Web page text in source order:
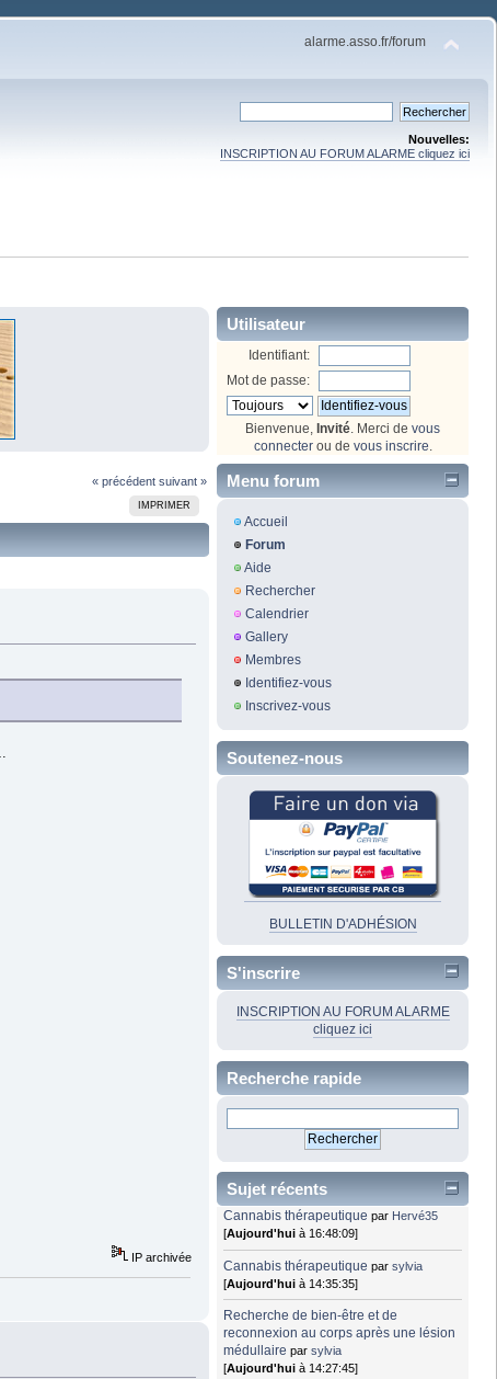
alarme.asso.fr/forum
Nouvelles:
INSCRIPTION AU FORUM ALARME cliquez ici
« précédent suivant »
IMPRIMER
IP archivée
Utilisateur
Identifiant:
Mot de passe:
Bienvenue, Invité . Merci de vous
connecterou de vous inscrire
Menu forum
Accueil
Forum
Aide
Rechercher
Calendrier
Gallery
Membres
Identifiez-vous
Inscrivez-vous
Soutenez-nous
BULLETIN D'ADHÉSION
S'inscrire
INSCRIPTION AU FORUM ALARME
cliquez ici
Recherche rapide
Sujet récents
Cannabis thérapeutique par Hervé35
[Aujourd'hui à 16:48:09]
Cannabis thérapeutique parsylvia
[Aujourd'hui à 14:35:35]
Recherche de bien-être et de
reconnexion au corps après une lésion
médullaire parsylvia
[Aujourd'hui à 14:27:45]